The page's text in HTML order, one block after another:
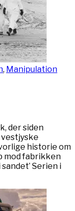
, Manipulation
der siden
vestjyske
historie om
mod fabrikken
Serien i